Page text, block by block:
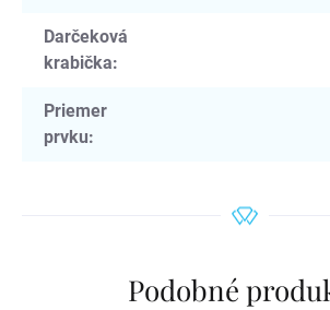
Darčeková
krabička:
Priemer
prvku:
Podobné